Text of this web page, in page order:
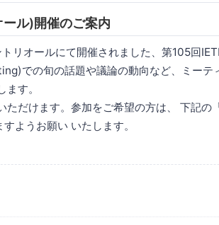
ル)開催のご案内
リオールにて開催されました、第105回
での旬の話題や議論の動向など、ミーテ
す。
ただけます。参加をご希望の方は、 下記の
ようお願い いたします。